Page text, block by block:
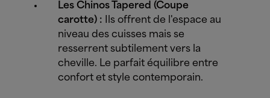
Les Chinos Tapered (Coupe
carotte) : Ils offrent de l'espace au
niveau des cuisses mais se
resserrent subtilement vers la
cheville. Le parfait équilibre entre
confort et style contemporain.